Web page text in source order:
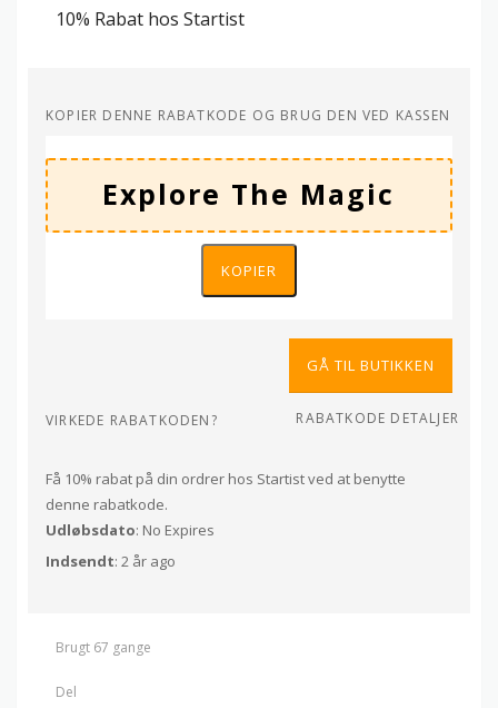
10% Rabat hos Startist
KOPIER DENNE RABATKODE OG BRUG DEN VED KASSEN
KOPIER
GÅ TIL BUTIKKEN
VIRKEDE RABATKODEN? RABATKODE DETALJER
Få 10% rabat på din ordrer hos Startist ved at benytte
denne rabatkode.
Udløbsdato: No Expires
Indsendt: 2 år ago
Brugt 67 gange
Del